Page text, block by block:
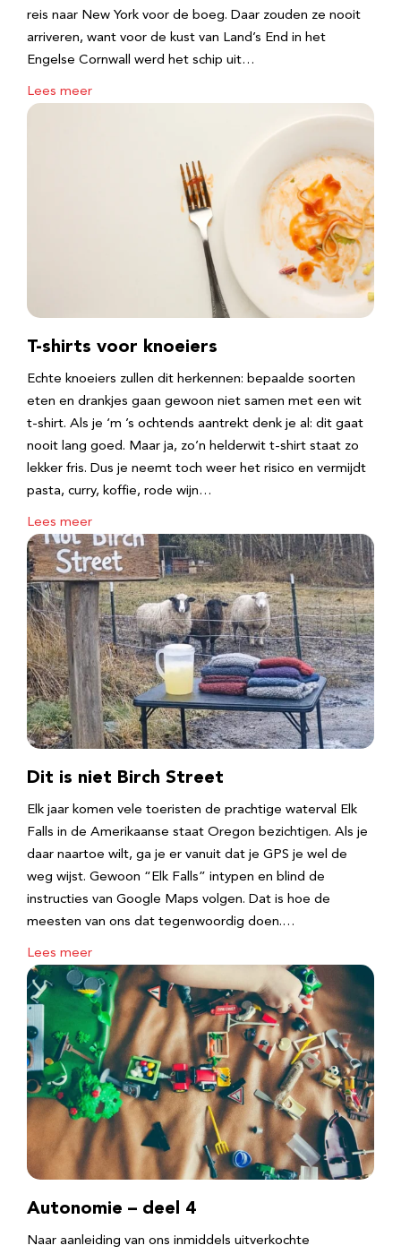
reis naar New York voor de boeg. Daar zouden ze nooit
arriveren, want voor de kust van Land’s End in het
Engelse Cornwall werd het schip uit…
Lees meer
T-shirts voor knoeiers
Echte knoeiers zullen dit herkennen: bepaalde soorten
eten en drankjes gaan gewoon niet samen met een wit
t-shirt. Als je ‘m ’s ochtends aantrekt denk je al: dit gaat
nooit lang goed. Maar ja, zo’n helderwit t-shirt staat zo
lekker fris. Dus je neemt toch weer het risico en vermijdt
pasta, curry, koffie, rode wijn…
Lees meer
Dit is niet Birch Street
Elk jaar komen vele toeristen de prachtige waterval Elk
Falls in de Amerikaanse staat Oregon bezichtigen. Als je
daar naartoe wilt, ga je er vanuit dat je GPS je wel de
weg wijst. Gewoon “Elk Falls” intypen en blind de
instructies van Google Maps volgen. Dat is hoe de
meesten van ons dat tegenwoordig doen.…
Lees meer
Autonomie – deel 4
Naar aanleiding van ons inmiddels uitverkochte